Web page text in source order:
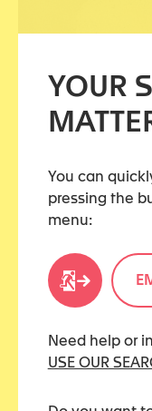
YOUR
You can
pressing the
menu:
Need help or
USE OUR